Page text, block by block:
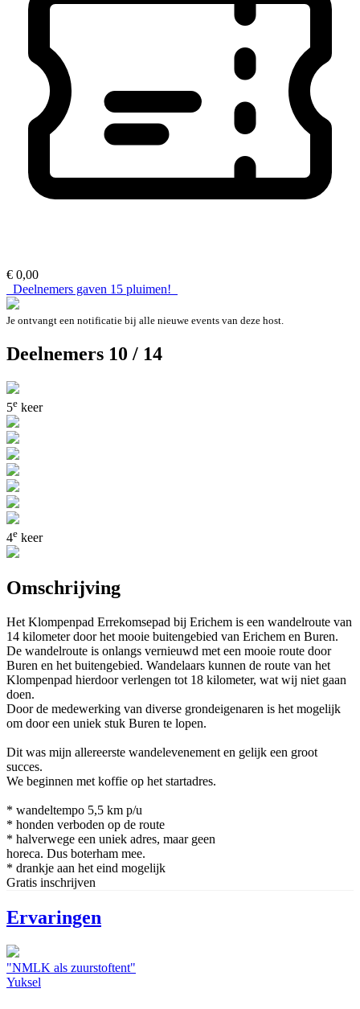
€ 0,00
Deelnemers gaven 15 pluimen!
Je ontvangt een notificatie bij alle nieuwe events van deze host.
Deelnemers 10 / 14
5e keer
4e keer
Omschrijving
Het Klompenpad Errekomsepad bij Erichem is een wandelroute van
14 kilometer door het mooie buitengebied van Erichem en Buren.
De wandelroute is onlangs vernieuwd met een mooie route door
Buren en het buitengebied. Wandelaars kunnen de route van het
Klompenpad hierdoor verlengen tot 18 kilometer, wat wij niet gaan
doen.
Door de medewerking van diverse grondeigenaren is het mogelijk
om door een uniek stuk Buren te lopen.
Dit was mijn allereerste wandelevenement en gelijk een groot
succes.
We beginnen met koffie op het startadres.
* wandeltempo 5,5 km p/u
* honden verboden op de route
* halverwege een uniek adres, maar geen
horeca. Dus boterham mee.
* drankje aan het eind mogelijk
Gratis inschrijven
Ervaringen
"NMLK als zuurstoftent"
Yuksel